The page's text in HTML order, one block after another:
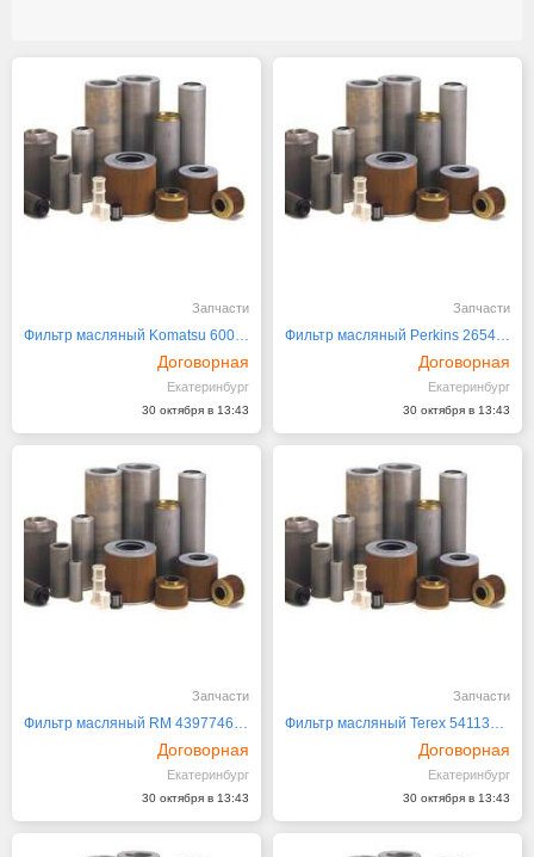
Запчасти
Фильтр масляный Komatsu 600-211-5240
Договорная
Екатеринбург
30 октября в 13:43
Запчасти
Фильтр масляный Perkins 2654407
Договорная
Екатеринбург
30 октября в 13:43
Запчасти
Фильтр масляный RM 43977461 VOE 17324107, 17238529
Договорная
Екатеринбург
30 октября в 13:43
Запчасти
Фильтр масляный Terex 5411316400
Договорная
Екатеринбург
30 октября в 13:43